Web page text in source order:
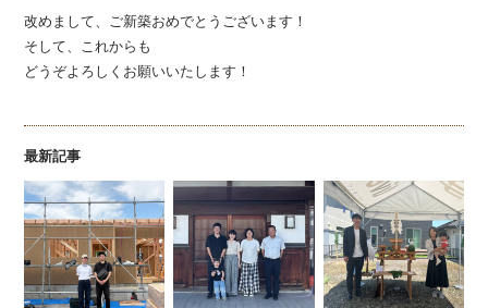
改めまして、ご新築おめでとうございます！
そして、これからも
どうぞよろしくお願いいたします！
最新記事